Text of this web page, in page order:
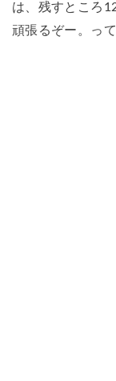
は、残すところ
頑張るぞー。っ